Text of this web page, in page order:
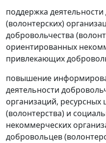
поддержка
(волонтерских)
добровольчества
ориентированных
привлекающих
повышение
деятельности
организаций, ресурсных
(волонтерства) и
некоммерческих
добровольцев